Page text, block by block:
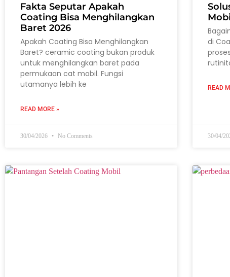
Fakta Seputar Apakah
Coating Bisa Menghilangkan
Baret 2026
Apakah Coating Bisa Menghilangkan
Baret? ceramic coating bukan produk
untuk menghilangkan baret pada
permukaan cat mobil. Fungsi
utamanya lebih ke
READ MORE »
30/04/2026 No Comments
di
READ
30/04/